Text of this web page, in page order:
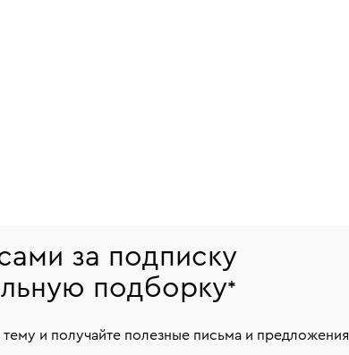
за подписку
подборку*
и получайте полезные письма и предложения